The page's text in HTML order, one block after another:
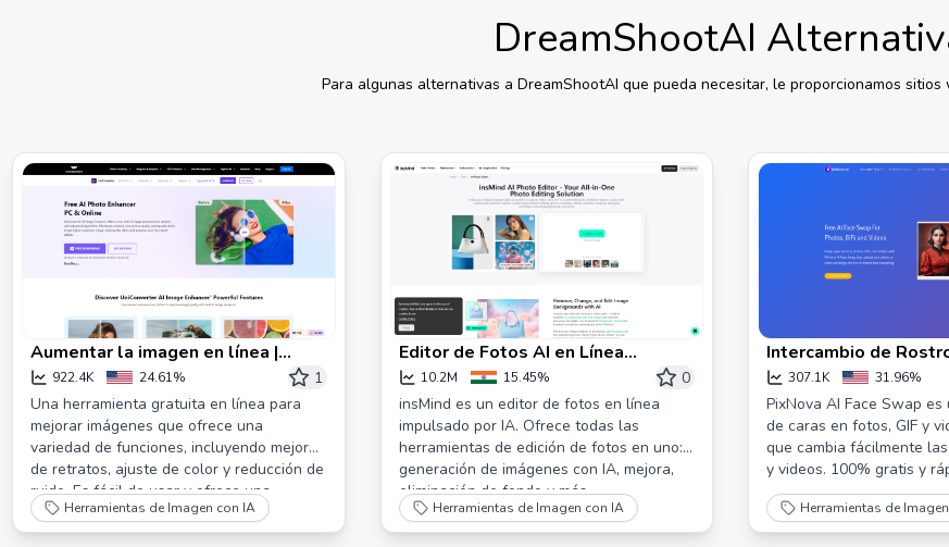
DreamShootAI
Para algunas alternativas a DreamShootAI que pueda necesitar, le proporcionamos
Aumentar la imagen en línea |
Mejorador de fotos AI gratuito
922.4K 24.61%
1
Una herramienta gratuita en línea para
mejorar imágenes que ofrece una
variedad de funciones, incluyendo mejora
de retratos, ajuste de color y reducción de
ruido. Es fácil de usar y ofrece una
interfaz simple.
Herramientas de Imagen con IA
Editor de Fotos AI en Línea
Gratuito - Edita Imágenes Más
Rápido con AI
10.2M 15.45%
0
insMind es un editor de fotos en línea
impulsado por IA. Ofrece todas las
herramientas de edición de fotos en uno:
generación de imágenes con IA, mejora,
eliminación de fondo y más.
Herramientas de Imagen con IA
Intercambio de
Fotos, GIFs y Videos
registro)
307.1K 31.96%
PixNova AI Face Swap es
de caras en fotos, GIF y
que cambia fácilmente
y videos. 100% gratis y
Herramientas de